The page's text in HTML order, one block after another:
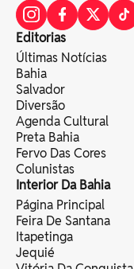
Editorias
Últimas Notícias
Bahia
Salvador
Diversão
Agenda Cultural
Preta Bahia
Fervo Das Cores
Colunistas
Interior Da Bahia
Página Principal
Feira De Santana
Itapetinga
Jequié